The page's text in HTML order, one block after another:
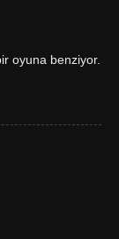
oyuna benziyor.